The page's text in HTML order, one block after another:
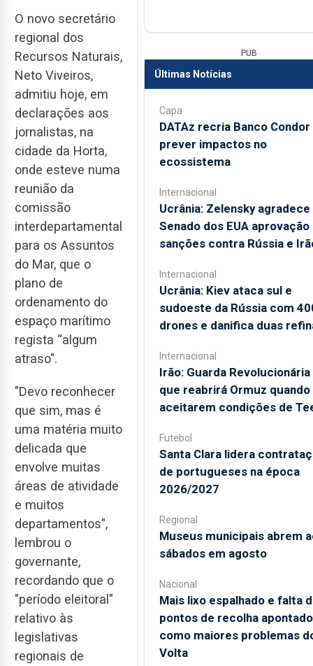
O novo secretário
regional dos
Recursos Naturais,
Neto Viveiros,
admitiu hoje, em
declarações aos
jornalistas, na
cidade da Horta,
onde esteve numa
reunião da
comissão
interdepartamental
para os Assuntos
do Mar, que o
plano de
ordenamento do
espaço marítimo
regista “algum
atraso".
"Devo reconhecer
que sim, mas é
uma matéria muito
delicada que
envolve muitas
áreas de atividade
e muitos
departamentos",
lembrou o
governante,
recordando que o
"período eleitoral"
relativo às
legislativas
regionais de
PUB
Últimas Notícias
Capa
DATAz recria Banco Condor
prever impactos no
ecossistema
Internacional
Ucrânia: Zelensky agradece
Senado dos EUA aprovação
sanções contra Rússia e
Internacional
Ucrânia: Kiev ataca sul e
sudoeste da Rússia com
drones e danifica duas
Internacional
Irão: Guarda Revolucionária
que reabrirá Ormuz quando
aceitarem condições de
Futebol
Santa Clara lidera
de portugueses na época
2026/2027
Regional
Museus municipais abrem
sábados em agosto
Nacional
Mais lixo espalhado e falta
pontos de recolha
como maiores problemas
Volta